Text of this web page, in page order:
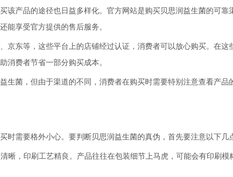
该产品的途径也日益多样化。官方网站是购买贝思润益生菌的可靠
能享受官方提供的售后服务。
京东等，这些平台上的店铺经过认证，消费者可以放心购买。在这
消费者节省一部分购买成本。
生菌，但由于渠道的不同，消费者在购买时需要特别注意查看产品
时需要格外小心。要判断贝思润益生菌的真伪，首先要注意以下几
晰，印刷工艺精良。产品往往在包装细节上马虎，可能会有印刷模